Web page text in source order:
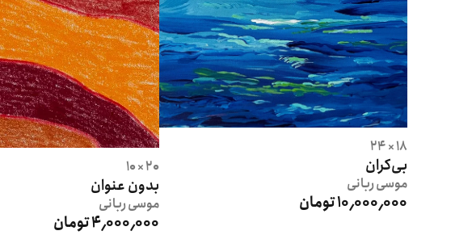
18 × 24
بی‌کران
موسیربانی
10٬000٬000 تومان
20 × 10
بدون عنوان
موسیربانی
4٬000٬000 تومان